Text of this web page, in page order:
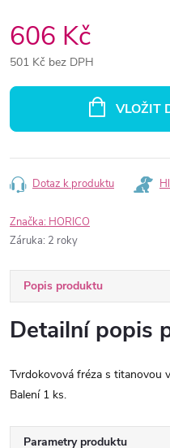
606 Kč
501 Kč bez DPH
VLOŽIT
Dotaz k produktu
Značka: HORICO
Záruka: 2 roky
Popis produktu
Detailní popis
Tvrdokovová fréza s titanovou
Balení 1 ks.
Parametry produktu